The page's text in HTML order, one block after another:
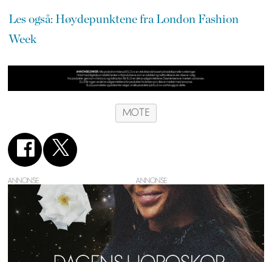
Les også: Høydepunktene fra London Fashion
Week
MOTE
ANNONSE